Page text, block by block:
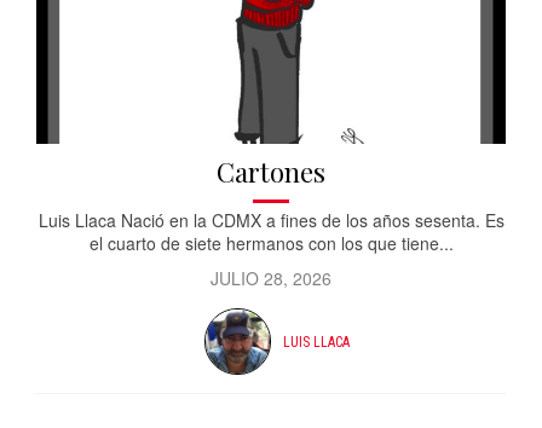
Cartones
Luis Llaca Nació en la CDMX a fines de los años sesenta. Es
el cuarto de siete hermanos con los que tiene...
JULIO 28, 2026
LUIS LLACA